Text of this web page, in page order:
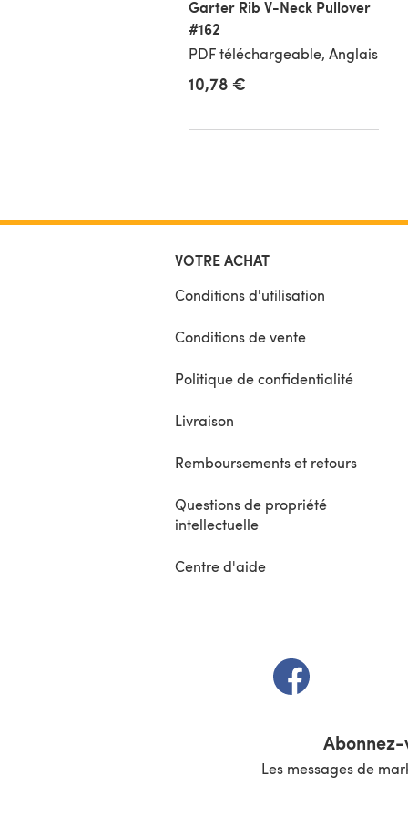
Garter Rib V-Neck Pullover
#162
PDF téléchargeable, Anglais
10,78 €
VOTRE ACHAT
Conditions d'utilisation
Conditions de vente
Politique de confidentialité
Livraison
Remboursements et retours
Questions de propriété
intellectuelle
Centre d'aide
(s'ouvre dans un
Les messages de